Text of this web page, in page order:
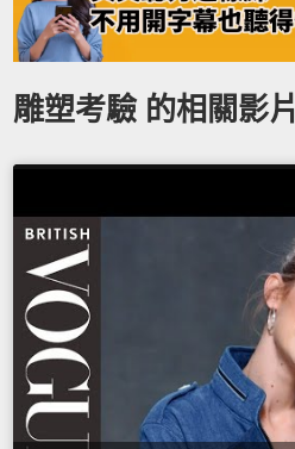
雕塑考驗 的相關影片